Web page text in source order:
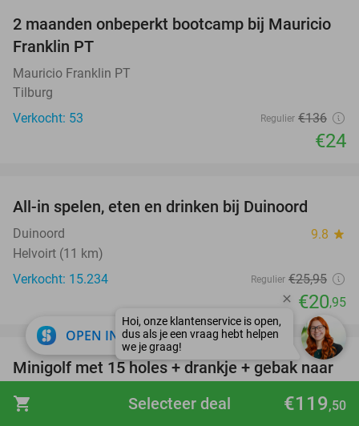
shopping_cart €119,50
Selecteer deal
82%
2 maanden onbeperkt bootcamp bij Mauricio
Franklin PT
Mauricio Franklin PT
Tilburg
Verkocht: 53
Regulier €136
€24
All-in spelen, eten en drinken bij Duinoord
Duinoord 9.8 star
Helvoirt (11 km)
Verkocht: 15.234
Regulier €25,95
€20,95
41%
favorite_border
Minigolf met 15 holes + drankje + gebak naar
Het Wapen van Kaatsheuvel 9.0
OPEN IN APP close